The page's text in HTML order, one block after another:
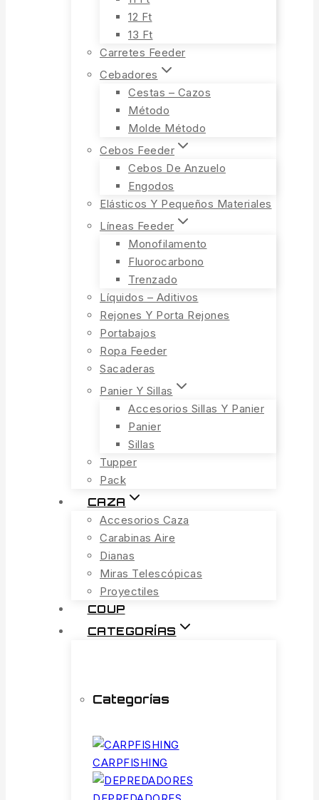
12 Ft
13 Ft
Carretes Feeder
Cebadores
Cestas – Cazos
Método
Molde Método
Cebos Feeder
Cebos De Anzuelo
Engodos
Elásticos Y Pequeños Materiales
Líneas Feeder
Monofilamento
Fluorocarbono
Trenzado
Líquidos – Aditivos
Rejones Y Porta Rejones
Portabajos
Ropa Feeder
Sacaderas
Panier Y Sillas
Accesorios Sillas Y Panier
Panier
Sillas
Tupper
Pack
CAZA
Accesorios Caza
Carabinas Aire
Dianas
Miras Telescópicas
Proyectiles
COUP
CATEGORÍAS
Categorías
CARPFISHING